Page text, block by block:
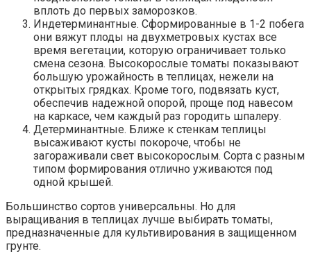
вплоть до первых заморозков.
Индетерминантные. Сформированные в 1-2 побега
они вяжут плоды на двухметровых кустах все
время вегетации, которую ограничивает только
смена сезона. Высокорослые томаты показывают
большую урожайность в теплицах, нежели на
открытых грядках. Кроме того, подвязать куст,
обеспечив надежной опорой, проще под навесом
на каркасе, чем каждый раз городить шпалеру.
Детерминантные. Ближе к стенкам теплицы
высаживают кусты покороче, чтобы не
загораживали свет высокорослым. Сорта с разным
типом формирования отлично уживаются под
одной крышей.
Большинство сортов универсальны. Но для
выращивания в теплицах лучше выбирать томаты,
предназначенные для культивирования в защищенном
грунте.